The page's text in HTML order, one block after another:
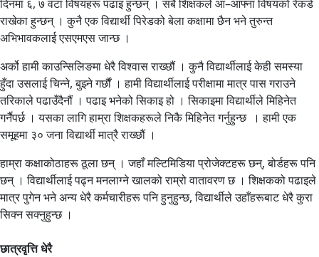
दिनमा ६, ७ वटा विषयहरू पढाइ हुन्छन् । सबै शिक्षकले आ–आफ्ना विषयको रेकर्ड
राखेका हुन्छन् । कुनै एक विद्यार्थी पिरेडको बेला कक्षामा छैन भने तुरुन्त
अभिभावकलाई एसएमएस जान्छ ।
अर्को हामी काउन्सिलिङमा धेरै विश्वास राख्छौं । कुनै विद्यार्थीलाई केही समस्या
हुँदा उसलाई चिन्ने, बुझ्ने गर्छौं । हामी विद्यार्थीलाई परीक्षामा मात्र पास गराउने
तरिकाले पढाउँदैनौं । पढाइ भनेको सिकाइ हो । सिकाइमा विद्यार्थीले मिहिनेत
गर्नैपर्छ । यसका लागि हाम्रा शिक्षकहरूले निकै मिहिनेत गर्नुहुन्छ । हामी एक
समूहमा ३० जना विद्यार्थी मात्रै राख्छौं ।
हाम्रा कक्षाकोठाहरू ठूला छन् । जहाँ मल्टिमिडिया प्रोजेक्टहरू छन्, बोर्डहरू पनि
छन् । विद्यार्थीलाई पढ्न मनलाग्ने खालको राम्रो वातावरण छ । शिक्षकको पढाइले
मात्र पुगेन भने अन्य धेरै कर्मचारीहरू पनि हुनुहुन्छ, विद्यार्थीले उहाँहरूबाट धेरै कुरा
सिक्न सक्नुहुन्छ ।
छात्रवृत्ति धेरै